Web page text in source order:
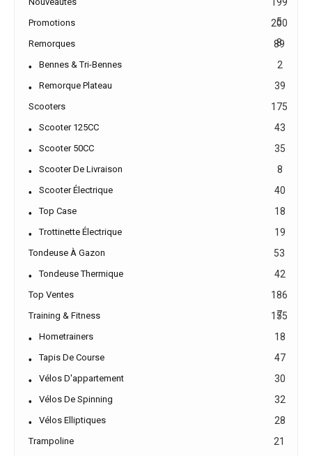
5
Promotions
200
8
Remorques 89
Bennes & Tri-Bennes 2
Remorque Plateau 39
Scooters 175
Scooter 125CC 43
Scooter 50CC 35
Scooter De Livraison 8
Scooter Électrique 40
Top Case 18
Trottinette Électrique 19
Tondeuse À Gazon 53
Tondeuse Thermique 42
Top Ventes
186
7
Training & Fitness 155
Hometrainers 18
Tapis De Course 47
Vélos D'appartement 30
Vélos De Spinning 32
Vélos Elliptiques 28
Trampoline 21